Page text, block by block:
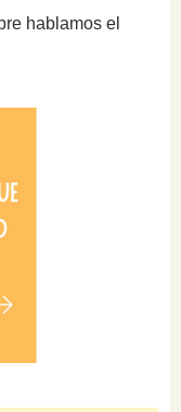
hablamos el